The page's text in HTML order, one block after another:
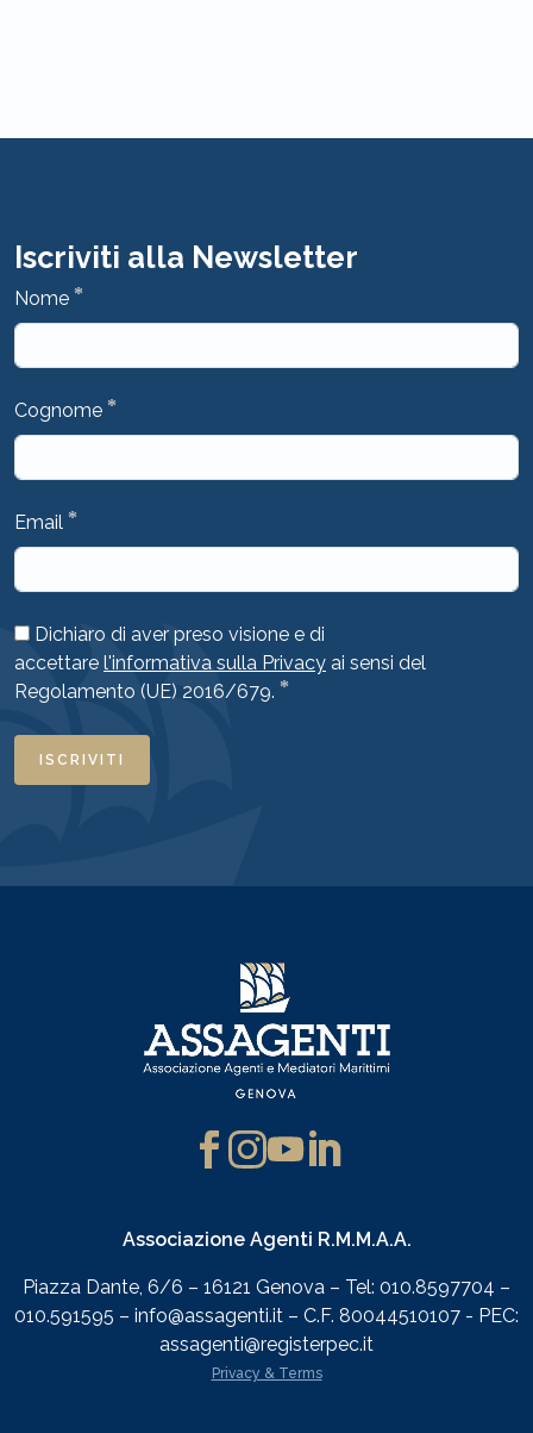
Iscriviti alla Newsletter
Nome *
Cognome *
Email *
Dichiaro di aver preso visione e di
accettare l'informativa sulla Privacy ai sensi del
Regolamento (UE) 2016/679. *
ISCRIVITI
Associazione Agenti R.M.M.A.A.
Piazza Dante, 6/6 – 16121 Genova – Tel: 010.8597704 –
010.591595 – info@assagenti.it – C.F. 80044510107 - PEC:
assagenti@registerpec.it
Privacy & Terms